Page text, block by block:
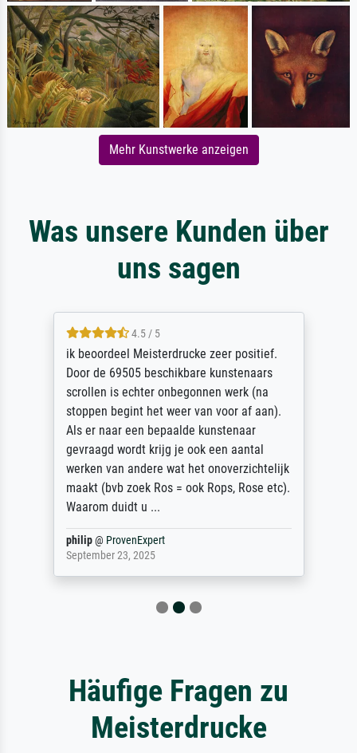
Mehr Kunstwerke anzeigen
Was unsere Kunden über
uns sagen
4.5 / 5
ik beoordeel Meisterdrucke zeer positief.
Door de 69505 beschikbare kunstenaars
scrollen is echter onbegonnen werk (na
stoppen begint het weer van voor af aan).
Als er naar een bepaalde kunstenaar
gevraagd wordt krijg je ook een aantal
werken van andere wat het onoverzichtelijk
maakt (bvb zoek Ros = ook Rops, Rose etc).
Waarom duidt u ...
philip@ ProvenExpert
September 23, 2025
Häufige Fragen zu
Meisterdrucke